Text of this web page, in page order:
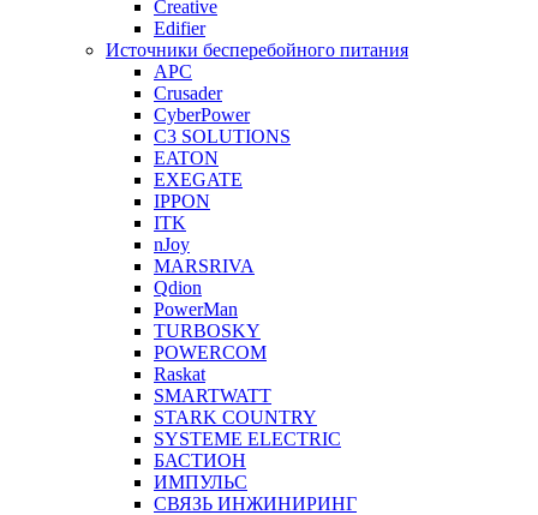
Creative
Edifier
Источники бесперебойного питания
APC
Crusader
CyberPower
C3 SOLUTIONS
EATON
EXEGATE
IPPON
ITK
nJoy
MARSRIVA
Qdion
PowerMan
TURBOSKY
POWERCOM
Raskat
SMARTWATT
STARK COUNTRY
SYSTEME ELECTRIC
БАСТИОН
ИМПУЛЬС
СВЯЗЬ ИНЖИНИРИНГ